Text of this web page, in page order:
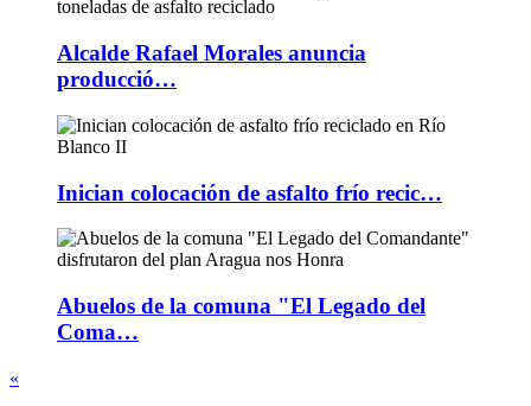
Alcalde Rafael Morales anuncia
producció…
Inician colocación de asfalto frío recic…
Abuelos de la comuna "El Legado del
Coma…
«